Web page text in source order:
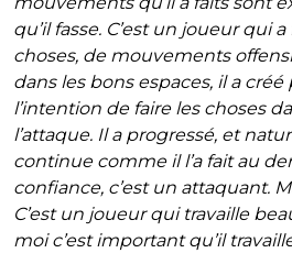
qu’il fasse. C’est un joueur qui
choses, de mouvements
dans les bons espaces, il a
l’intention de faire les choses
l’attaque. Il a progressé, et
continue comme il l’a fait au
confiance, c’est un attaquant.
C’est un joueur qui travaille
moi c’est important qu’il